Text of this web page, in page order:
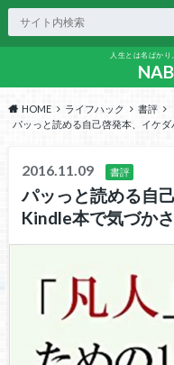
人生とは名ばか
HOME ライフハック
書評
パッっと読める自己啓発本、イケ
2016.11.09 書評
パッっと読める自
Kindle本で気づか